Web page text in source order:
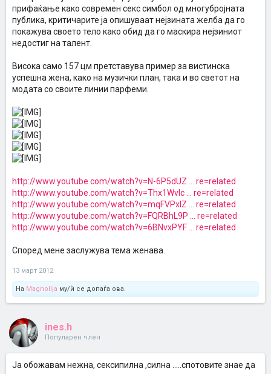
прифаќање како современ секс симбол од многубројната
публика, критичарите ја опишуваат нејзината желба да го
покажува своето тело како обид да го маскира нејзиниот
недостиг на талент.
Висока само 157 цм претставува пример за вистинска
успешна жена, како на музички план, така и во светот на
модата со своите линии парфеми.
http://www.youtube.com/watch?v=N-6P5dUZ ... re=related
http://www.youtube.com/watch?v=Thx1Wvlc ... re=related
http://www.youtube.com/watch?v=mqFVPxIZ ... re=related
http://www.youtube.com/watch?v=FQRBhL9P ... re=related
http://www.youtube.com/watch?v=6BNvxPYF ... re=related
Според мене заслужува тема женава.
13 март 2012
На Magnolija му/ѝ се допаѓа ова.
ines.h
Популарен член
Ја обожавам нежна, сексипилна ,силна .....спотовите знае да